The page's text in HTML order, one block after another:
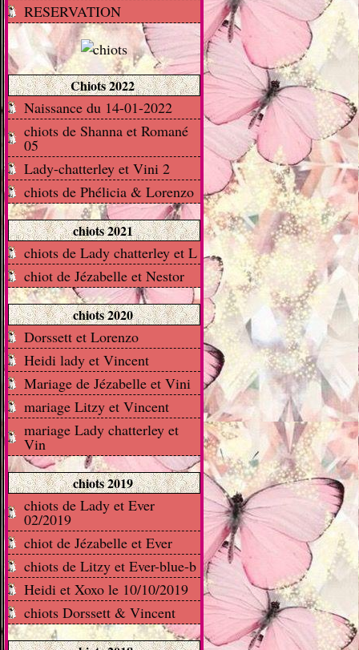
RESERVATION
Chiots 2022
Naissance du 14-01-2022
chiots de Shanna et Romané
05
Lady-chatterley et Vini 2
chiots de Phélicia & Lorenzo
chiots 2021
chiots de Lady chatterley et L
chiot de Jézabelle et Nestor
chiots 2020
Dorssett et Lorenzo
Heidi lady et Vincent
Mariage de Jézabelle et Vini
mariage Litzy et Vincent
mariage Lady chatterley et
Vin
chiots 2019
chiots de Lady et Ever
02/2019
chiot de Jézabelle et Ever
chiots de Litzy et Ever-blue-b
Heidi et Xoxo le 10/10/2019
chiots Dorssett & Vincent